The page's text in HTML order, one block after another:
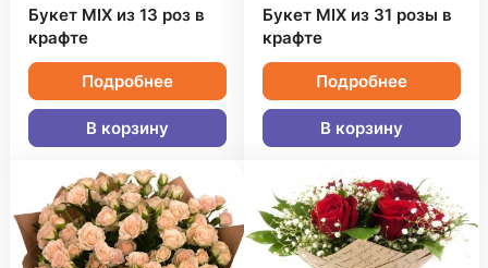
Букет MIX из 13 роз в
крафте
Подробнее
В корзину
Букет MIX из 31 розы в
крафте
Подробнее
В корзину